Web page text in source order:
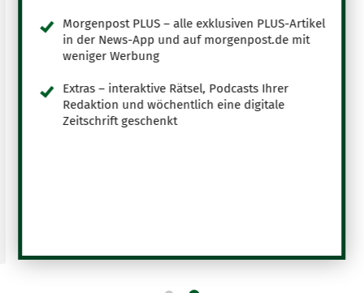
Morgenpost PLUS – alle exklusiven PLUS-Artikel
in der News-App und auf morgenpost.de mit
weniger Werbung
Extras – interaktive Rätsel, Podcasts Ihrer
Redaktion und wöchentlich eine digitale
Zeitschrift geschenkt